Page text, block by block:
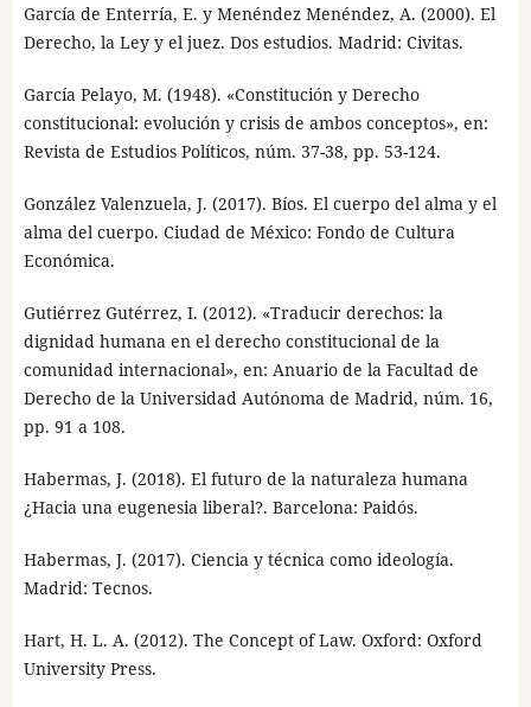
García de Enterría, E. y Menéndez Menéndez, A. (2000). El
Derecho, la Ley y el juez. Dos estudios. Madrid: Civitas.
García Pelayo, M. (1948). «Constitución y Derecho
constitucional: evolución y crisis de ambos conceptos», en:
Revista de Estudios Políticos, núm. 37-38, pp. 53-124.
González Valenzuela, J. (2017). Bíos. El cuerpo del alma y el
alma del cuerpo. Ciudad de México: Fondo de Cultura
Económica.
Gutiérrez Gutérrez, I. (2012). «Traducir derechos: la
dignidad humana en el derecho constitucional de la
comunidad internacional», en: Anuario de la Facultad de
Derecho de la Universidad Autónoma de Madrid, núm. 16,
pp. 91 a 108.
Habermas, J. (2018). El futuro de la naturaleza humana
¿Hacia una eugenesia liberal?. Barcelona: Paidós.
Habermas, J. (2017). Ciencia y técnica como ideología.
Madrid: Tecnos.
Hart, H. L. A. (2012). The Concept of Law. Oxford: Oxford
University Press.